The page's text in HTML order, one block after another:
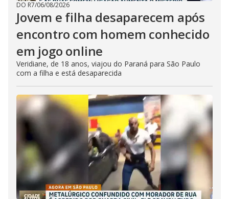
DO R7/06/08/2026
Jovem e filha desaparecem após
encontro com homem conhecido
em jogo online
Veridiane, de 18 anos, viajou do Paraná para São Paulo
com a filha e está desaparecida